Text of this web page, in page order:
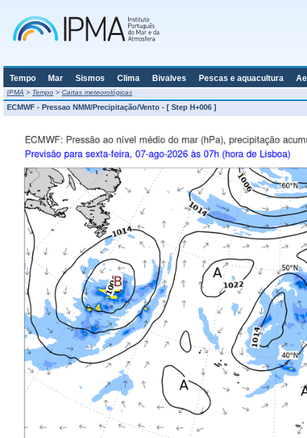
Tempo Mar Sismos Clima Bivalves Pescas e aquacultura
IPMA > Tempo > Cartas meteorológicas
ECMWF - Pressao NMM/Precipitação/Vento - [ Step H+006 ]